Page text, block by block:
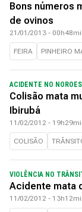
Bons números
de ovinos
21/01/2013 -
FEIRA PINHEIRO
ACIDENTE NO
Colisão mata
Ibirubá
11/02/2012 -
COLISÃO
VIOLÊNCIA NO
Acidente mata
11/02/2012 -